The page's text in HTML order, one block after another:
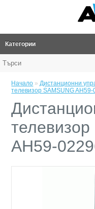
Категории
Начало »Дистанционни
телевизор SAMSUNG
AH59-